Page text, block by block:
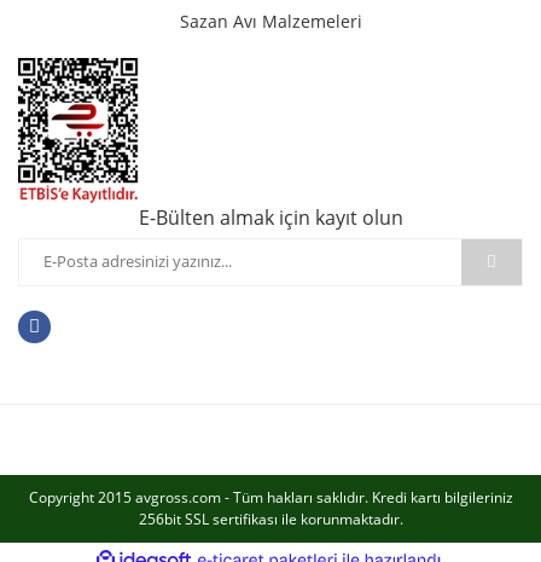
Sazan Avı Malzemeleri
E-Bülten almak için kayıt olun
Copyright 2015 avgross.com - Tüm hakları saklıdır. Kredi kartı bilgileriniz
256bit SSL sertifikası ile korunmaktadır.